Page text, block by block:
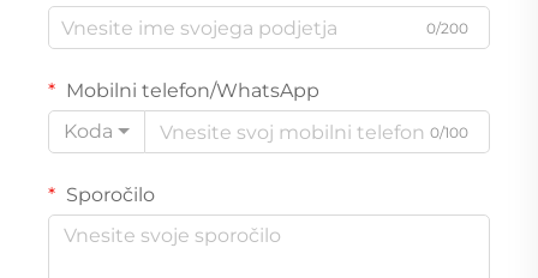
0/200
Mobilni telefon/WhatsApp
Koda
0/100
Sporočilo